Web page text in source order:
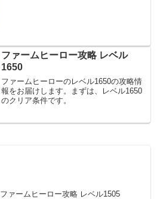
ファームヒーロー攻略 レベル
1650
ファームヒーローのレベル1650の攻略情
報をお届けします。まずは、レベル1650
のクリア条件です。
ファームヒーロー攻略 レベル1505